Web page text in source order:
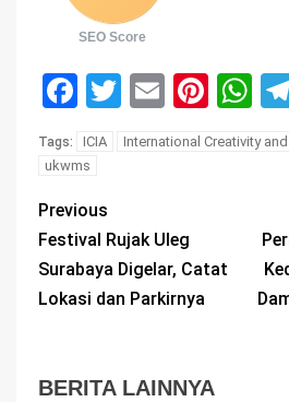
SEO Score
Facebook
Twitter
Email
Tags: ICIA
International Creativity
ukwms
Previous
Festival Rujak Uleg
Surabaya Digelar, Catat
Lokasi dan Parkirnya
BERITA LAINNYA